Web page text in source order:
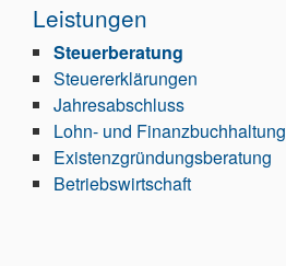
Leistungen
Steuerberatung
Steuererklärungen
Jahresabschluss
Lohn- und Finanzbuchhaltung
Existenzgründungsberatung
Betriebswirtschaft